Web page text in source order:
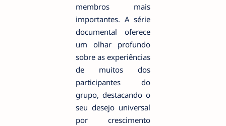
membros mais
importantes. A série
documental oferece
um olhar profundo
sobre as experiências
de muitos dos
participantes do
grupo, destacando o
seu desejo universal
por crescimento